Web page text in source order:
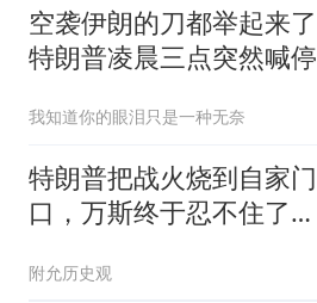
空袭伊朗的刀都举起来了
特朗普凌晨三点突然喊停
我知道你的眼泪只是一种无奈
特朗普把战火烧到自家门
口，万斯终于忍不住了：
附允历史观